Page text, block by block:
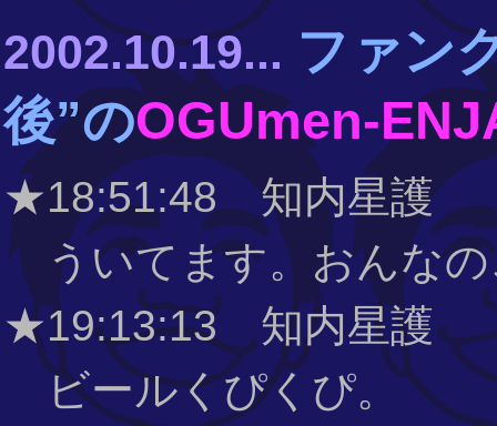
2002.10.19... ファン
後”のOGUmen-
★18:51:48 知内星護
ういてます。おんなの
★19:13:13 知内星護
ビールくぴくぴ。